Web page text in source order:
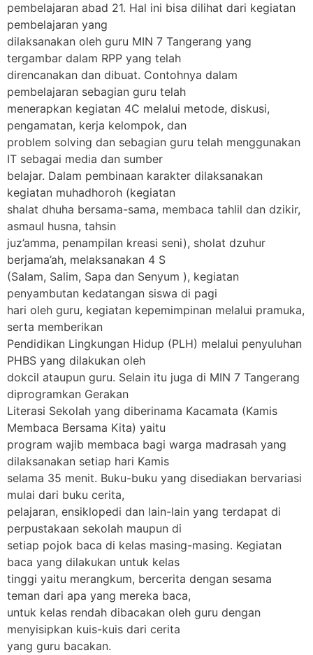
pembelajaran abad 21. Hal ini bisa dilihat dari kegiatan
pembelajaran yang
dilaksanakan oleh guru MIN 7 Tangerang yang
tergambar dalam RPP yang telah
direncanakan dan dibuat. Contohnya dalam
pembelajaran sebagian guru telah
menerapkan kegiatan 4C melalui metode, diskusi,
pengamatan, kerja kelompok, dan
problem solving dan sebagian guru telah menggunakan
IT sebagai media dan sumber
belajar. Dalam pembinaan karakter dilaksanakan
kegiatan muhadhoroh (kegiatan
shalat dhuha bersama-sama, membaca tahlil dan dzikir,
asmaul husna, tahsin
juz’amma, penampilan kreasi seni), sholat dzuhur
berjama’ah, melaksanakan 4 S
(Salam, Salim, Sapa dan Senyum ), kegiatan
penyambutan kedatangan siswa di pagi
hari oleh guru, kegiatan kepemimpinan melalui pramuka,
serta memberikan
Pendidikan Lingkungan Hidup (PLH) melalui penyuluhan
PHBS yang dilakukan oleh
dokcil ataupun guru. Selain itu juga di MIN 7 Tangerang
diprogramkan Gerakan
Literasi Sekolah yang diberinama Kacamata (Kamis
Membaca Bersama Kita) yaitu
program wajib membaca bagi warga madrasah yang
dilaksanakan setiap hari Kamis
selama 35 menit. Buku-buku yang disediakan bervariasi
mulai dari buku cerita,
pelajaran, ensiklopedi dan lain-lain yang terdapat di
perpustakaan sekolah maupun di
setiap pojok baca di kelas masing-masing. Kegiatan
baca yang dilakukan untuk kelas
tinggi yaitu merangkum, bercerita dengan sesama
teman dari apa yang mereka baca,
untuk kelas rendah dibacakan oleh guru dengan
menyisipkan kuis-kuis dari cerita
yang guru bacakan.